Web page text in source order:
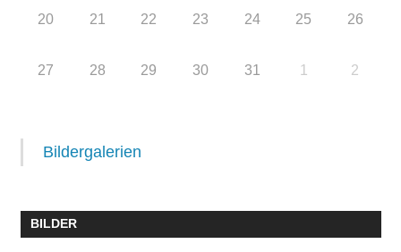
20 21 22 23 24 25 26
27 28 29 30 31 1 2
Bildergalerien
BILDER